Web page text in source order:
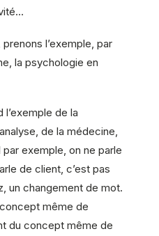
prenons l’exemple, par
la psychologie en
l’exemple de la
de la médecine,
exemple, on ne parle
de client, c’est pas
un changement de mot.
même de
du concept même de